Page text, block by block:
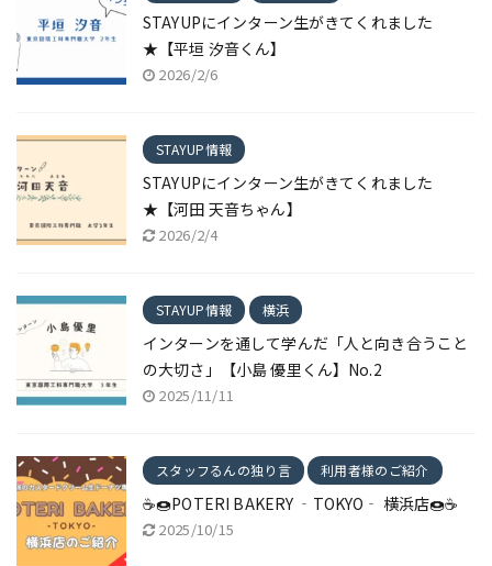
STAYUPにインターン生がきてくれました
★【平垣 汐音くん】
2026/2/6
STAYUP情報
STAYUPにインターン生がきてくれました
★【河田 天音ちゃん】
2026/2/4
STAYUP情報 横浜
インターンを通して学んだ「人と向き合うこと
の大切さ」【小島 優里くん】No.2
2025/11/11
スタッフるんの独り言 利用者様のご紹介
☕🍩POTERI BAKERY ‐TOKYO‐ 横浜店🍩☕
2025/10/15